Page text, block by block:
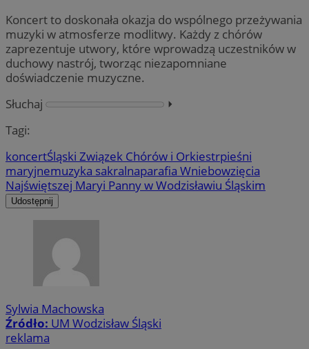
Koncert to doskonała okazja do wspólnego przeżywania
muzyki w atmosferze modlitwy. Każdy z chórów
zaprezentuje utwory, które wprowadzą uczestników w
duchowy nastrój, tworząc niezapomniane
doświadczenie muzyczne.
Słuchaj
⏵︎
Tagi:
koncertŚląski Związek Chórów i Orkiestrpieśni
maryjnemuzyka sakralnaparafia Wniebowzięcia
Najświętszej Maryi Panny w Wodzisławiu Śląskim
Udostępnij
Sylwia Machowska
Źródło: UM Wodzisław Śląski
reklama